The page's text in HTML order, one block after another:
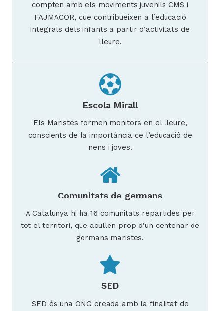
compten amb els moviments juvenils CMS i
FAJMACOR, que contribueixen a l’educació
integrals dels infants a partir d’activitats de
lleure.
Escola Mirall
Els Maristes formen monitors en el lleure,
conscients de la importància de l’educació de
nens i joves.
Comunitats de germans
A Catalunya hi ha 16 comunitats repartides per
tot el territori, que acullen prop d’un centenar de
germans maristes.
SED
SED és una ONG creada amb la finalitat de